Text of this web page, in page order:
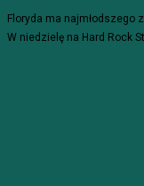
Floryda ma najmłodszego
W niedzielę na Hard Rock